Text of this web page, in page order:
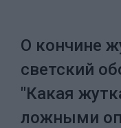
О кончине
светский
"Какая
ложными